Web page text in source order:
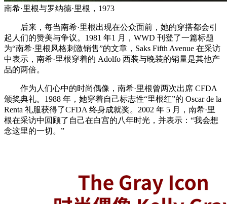
南希·里根与罗纳德·里根，1973
后来，每当南希·里根出现在公众面前，她的穿搭都会引
起人们的赞美与争议。1981 年1 月，WWD 刊登了一篇标题
为“南希·里根风格刺激销售”的文章，Saks Fifth Avenue 在采访
中表示，南希·里根穿着的 Adolfo 西装与晚装的销量是其他产
品的两倍。
作为人们心中的时尚偶像，南希·里根曾两次出席 CFDA
颁奖典礼。1988 年，她穿着自己标志性“里根红”的 Oscar de la
Renta 礼服获得了CFDA 终身成就奖。2002 年 5 月，南希·里
根在采访中回顾了自己在白宫的八年时光，并表示：“我会想
念这里的一切。”